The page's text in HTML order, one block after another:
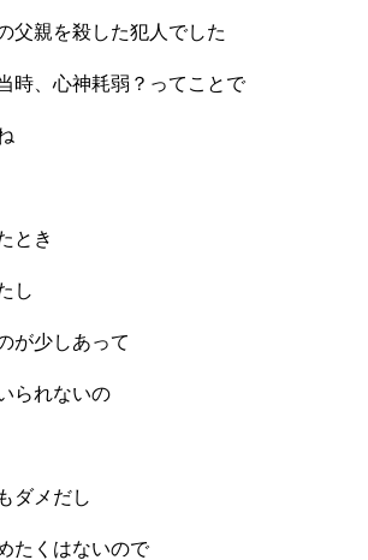
父親を殺した犯人でした
時、心神耗弱？ってことで
とき
し
が少しあって
られないの
ダメだし
たくはないので